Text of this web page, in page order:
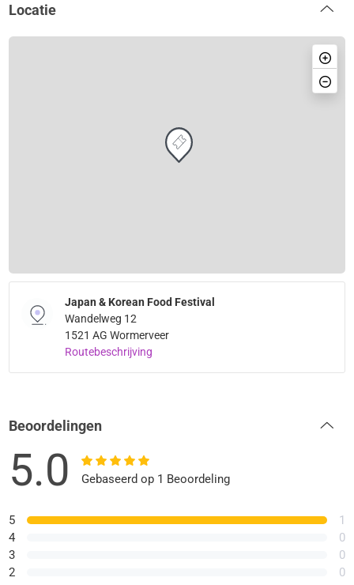
Locatie
Japan & Korean Food Festival
Wandelweg 12
1521 AG Wormerveer
Routebeschrijving
Beoordelingen
5.0 Gebaseerd op 1 Beoordeling
5
4
3
2
1
0
0
0